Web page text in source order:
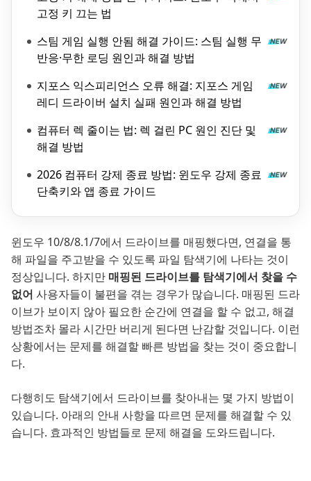
고정 키 끄는 법
스팀 게임 실행 안됨 해결 가이드: 스팀 실행 무
반응·무한 로딩 원인과 해결 방법
지포스 익스피리언스 오류 해결: 지포스 게임
레디 드라이버 설치 실패 원인과 해결 방법
컴퓨터 렉 줄이는 법: 렉 걸린 PC 원인 진단 및
해결 방법
2026 컴퓨터 강제 종료 방법: 윈도우 강제 종료
단축키와 앱 종료 가이드
윈도우 10/8/8.1/7에서 드라이브를 매핑했다면, 연결을 통
해 파일을 주고받을 수 있도록 파일 탐색기에 나타는 것이
정상입니다. 하지만 매핑된 드라이브를 탐색기에서 찾을 수
없어 사용자들이 불편을 겪는 경우가 많습니다. 매핑된 드라
이브가 보이지 않아 필요한 순간에 연결을 할 수 없고, 해결
방법조차 몰라 시간만 버리게 된다면 난감할 것입니다. 이런
상황에서는 문제를 해결할 빠른 방법을 찾는 것이 중요합니
다.
다행히도 탐색기에서 드라이브를 찾아내는 몇 가지 방법이
있습니다. 아래의 안내 사항을 따르면 문제를 해결할 수 있
습니다. 효과적인 방법들로 문제 해결을 도와드립니다.